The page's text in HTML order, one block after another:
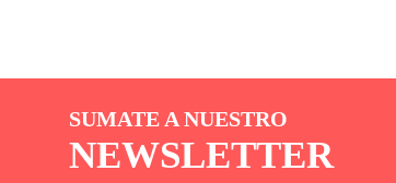
SUMATE A NUESTRO
NEWSLETTER